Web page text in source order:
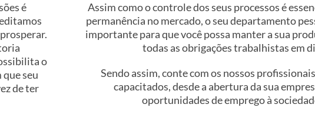
é
o
seu
de ter
Assim como o controle dos seus processos é
permanência no mercado, o seu departamento
importante para que você possa manter a sua
todas as obrigações trabalhistas em
Sendo assim, conte com os nossos
capacitados, desde a abertura da sua
oportunidades de emprego à